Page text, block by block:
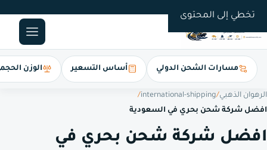
تخطي إلى المحتوى
مسارات الشحن الدولي أساس التسعير الوزن
الرهوان الذهبي/
international-shipping
/
افضل شركة شحن بحري في السعودية
افضل شركة شحن بحري في